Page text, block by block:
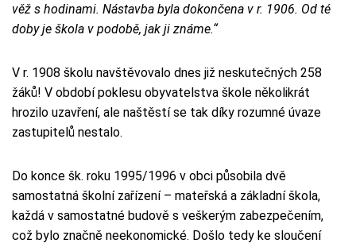
věž s hodinami. Nástavba byla dokončena v r. 1906. Od té
doby je škola v podobě, jak ji známe.“
V r. 1908 školu navštěvovalo dnes již neskutečných 258
žáků! V období poklesu obyvatelstva škole několikrát
hrozilo uzavření, ale naštěstí se tak díky rozumné úvaze
zastupitelů nestalo.
Do konce šk. roku 1995/1996 v obci působila dvě
samostatná školní zařízení – mateřská a základní škola,
každá v samostatné budově s veškerým zabezpečením,
což bylo značně neekonomické. Došlo tedy ke sloučení